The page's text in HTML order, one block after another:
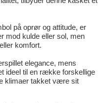
på oprør og attitude, er
mod kulde eller sol, men
komfort.
elegance, mens
ideel til en række forskellige
klimaer takket være sit